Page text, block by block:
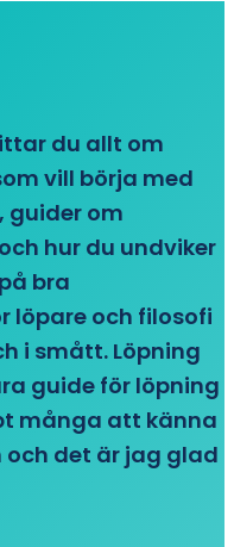
du allt om
vill börja med
guider om
hur du undviker
bra
löpare och filosofi
i smått. Löpning
guide för löpning
många att känna
det är jag glad